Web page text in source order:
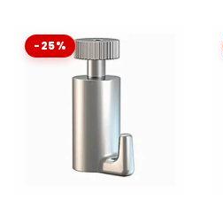
-25%